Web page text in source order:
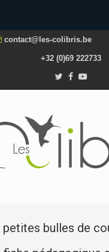
contact@les-colibris.be
+32 (0)69 222733
petites bulles de